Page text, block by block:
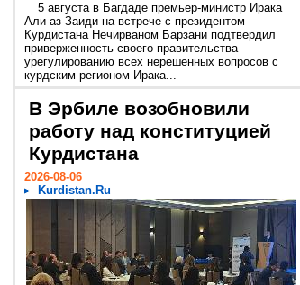
5 августа в Багдаде премьер-министр Ирака
Али аз-Заиди на встрече с президентом
Курдистана Нечирваном Барзани подтвердил
приверженность своего правительства
урегулированию всех нерешенных вопросов с
курдским регионом Ирака...
В Эрбиле возобновили
работу над конституцией
Курдистана
2026-08-06
Kurdistan.Ru